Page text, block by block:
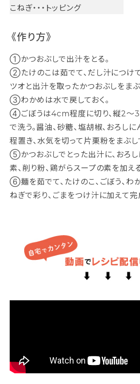
こねぎ・・・トッピング
《作り方》
①かつおぶしで出汁をとる。
②たけのこは茹でて、だし汁につけ
ツオと出汁を取ったかつおぶしをまぶ
③わかめは水で戻しておく。
④ごぼうは4cm程度に切り、縦2～3
で洗う。醤油、砂糖、塩胡椒、おろし
程置き、水気を切って片栗粉をまぶし
⑤かつおぶしでとった出汁に、おろし
素、削り粉、鶏がらスープの素を加え
⑥麺を茹でて、たけのこ、ごぼう、わ
ねぎで彩り、ごまをつけ汁に加えて完